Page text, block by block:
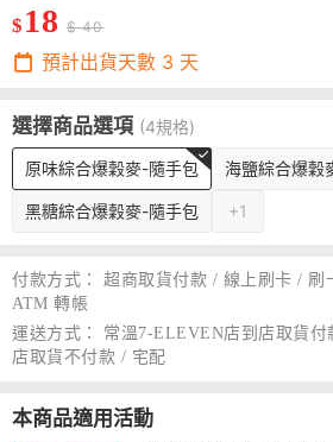
$ 18 $ 40
預計出貨天數 3 天
選擇商品選項 (4規格)
原味綜合爆穀麥-隨手包 海鹽綜合爆穀
黑糖綜合爆穀麥-隨手包 +1
付款方式：
超商取貨付款 / 線上刷卡 / 刷
ATM 轉帳
運送方式：
常溫7-ELEVEN店到店取貨
店取貨不付款 / 宅配
本商品適用活動